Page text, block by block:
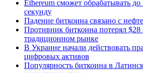
Ethereum сможет обрабатывать
секунду
Падение биткоина связано с
Противник биткоина потерял $28
традиционном рынке
В Украине начали действовать
цифровых активов
Популярность биткоина в